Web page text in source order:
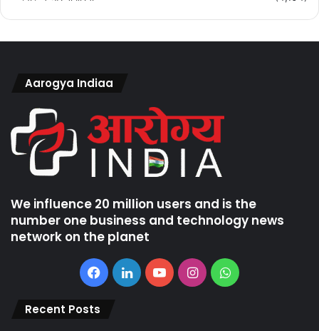
Aarogya Indiaa
We influence 20 million users and is the
number one business and technology news
network on the planet
Facebook
LinkedInYouTubeInstagramWhatsApp
Recent Posts